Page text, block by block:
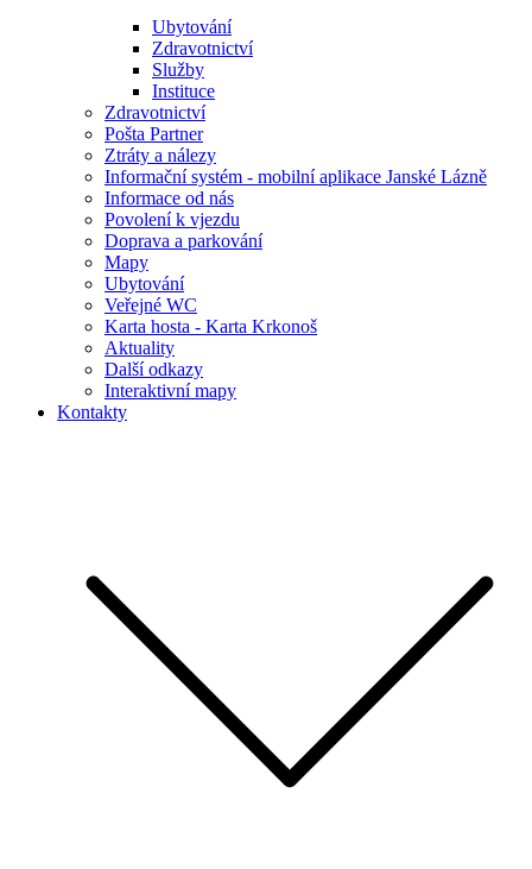
Ubytování
Zdravotnictví
Služby
Instituce
Zdravotnictví
Pošta Partner
Ztráty a nálezy
Informační systém - mobilní aplikace Janské Lázně
Informace od nás
Povolení k vjezdu
Doprava a parkování
Mapy
Ubytování
Veřejné WC
Karta hosta - Karta Krkonoš
Aktuality
Další odkazy
Interaktivní mapy
Kontakty